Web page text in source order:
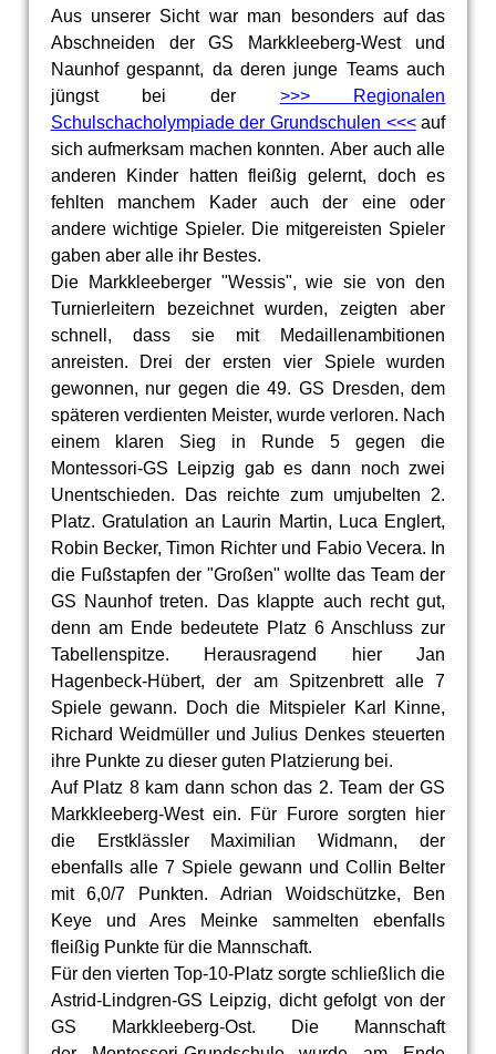
Aus unserer Sicht war man besonders auf das
Abschneiden der GS Markkleeberg-West und
Naunhof gespannt, da deren junge Teams auch
jüngst bei der >>> Regionalen
Schulschacholympiade der Grundschulen <<<auf
sich aufmerksam machen konnten. Aber auch alle
anderen Kinder hatten fleißig gelernt, doch es
fehlten manchem Kader auch der eine oder
andere wichtige Spieler. Die mitgereisten Spieler
gaben aber alle ihr Bestes.
Die Markkleeberger "Wessis", wie sie von den
Turnierleitern bezeichnet wurden, zeigten aber
schnell, dass sie mit Medaillenambitionen
anreisten. Drei der ersten vier Spiele wurden
gewonnen, nur gegen die 49. GS Dresden, dem
späteren verdienten Meister, wurde verloren. Nach
einem klaren Sieg in Runde 5 gegen die
Montessori-GS Leipzig gab es dann noch zwei
Unentschieden. Das reichte zum umjubelten 2.
Platz. Gratulation an Laurin Martin, Luca Englert,
Robin Becker, Timon Richter und Fabio Vecera. In
die Fußstapfen der "Großen" wollte das Team der
GS Naunhof treten. Das klappte auch recht gut,
denn am Ende bedeutete Platz 6 Anschluss zur
Tabellenspitze. Herausragend hier Jan
Hagenbeck-Hübert, der am Spitzenbrett alle 7
Spiele gewann. Doch die Mitspieler Karl Kinne,
Richard Weidmüller und Julius Denkes steuerten
ihre Punkte zu dieser guten Platzierung bei.
Auf Platz 8 kam dann schon das 2. Team der GS
Markkleeberg-West ein. Für Furore sorgten hier
die Erstklässler Maximilian Widmann, der
ebenfalls alle 7 Spiele gewann und Collin Belter
mit 6,0/7 Punkten. Adrian Woidschützke, Ben
Keye und Ares Meinke sammelten ebenfalls
fleißig Punkte für die Mannschaft.
Für den vierten Top-10-Platz sorgte schließlich die
Astrid-Lindgren-GS Leipzig, dicht gefolgt von der
GS Markkleeberg-Ost. Die Mannschaft